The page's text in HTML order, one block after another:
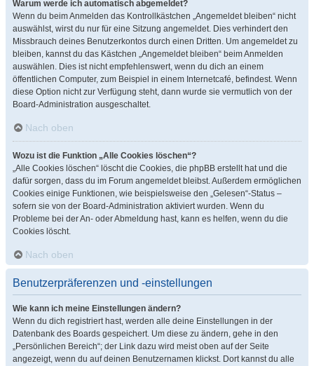
Warum werde ich automatisch abgemeldet?
Wenn du beim Anmelden das Kontrollkästchen „Angemeldet bleiben“ nicht
auswählst, wirst du nur für eine Sitzung angemeldet. Dies verhindert den
Missbrauch deines Benutzerkontos durch einen Dritten. Um angemeldet zu
bleiben, kannst du das Kästchen „Angemeldet bleiben“ beim Anmelden
auswählen. Dies ist nicht empfehlenswert, wenn du dich an einem
öffentlichen Computer, zum Beispiel in einem Internetcafé, befindest. Wenn
diese Option nicht zur Verfügung steht, dann wurde sie vermutlich von der
Board-Administration ausgeschaltet.
Nach oben
Wozu ist die Funktion „Alle Cookies löschen“?
„Alle Cookies löschen“ löscht die Cookies, die phpBB erstellt hat und die
dafür sorgen, dass du im Forum angemeldet bleibst. Außerdem ermöglichen
Cookies einige Funktionen, wie beispielsweise den „Gelesen“-Status –
sofern sie von der Board-Administration aktiviert wurden. Wenn du
Probleme bei der An- oder Abmeldung hast, kann es helfen, wenn du die
Cookies löscht.
Nach oben
Benutzerpräferenzen und -einstellungen
Wie kann ich meine Einstellungen ändern?
Wenn du dich registriert hast, werden alle deine Einstellungen in der
Datenbank des Boards gespeichert. Um diese zu ändern, gehe in den
„Persönlichen Bereich“; der Link dazu wird meist oben auf der Seite
angezeigt, wenn du auf deinen Benutzernamen klickst. Dort kannst du alle